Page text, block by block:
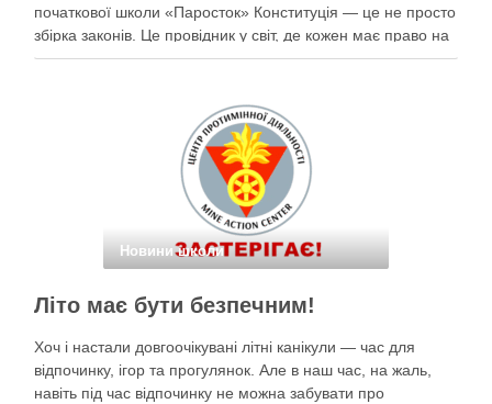
початкової школи «Паросток» Конституція — це не просто
збірка законів. Це провідник у світ, де кожен має право на
щасливе дитинство, освіту, безпеку та мрії під мирним
Новини школи
Літо має бути безпечним!
Хоч і настали довгоочікувані літні канікули — час для
відпочинку, ігор та прогулянок. Але в наш час, на жаль,
навіть під час відпочинку не можна забувати про